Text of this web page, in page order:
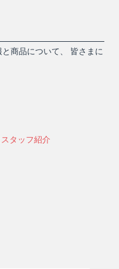
商品について、 皆さまに
タッフ紹介